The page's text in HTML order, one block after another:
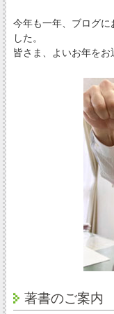
今年も一年、ブログに
した。
皆さま、よいお年をお
著書のご案内